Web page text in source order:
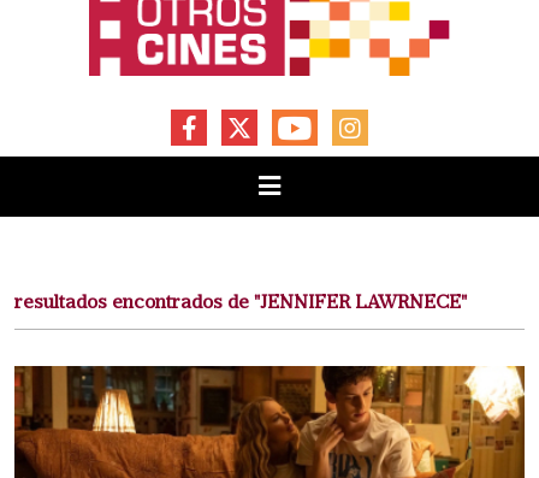
FACEBOOKYOUTUBEINSTAGRAM
resultados encontrados de "JENNIFER LAWRNECE"